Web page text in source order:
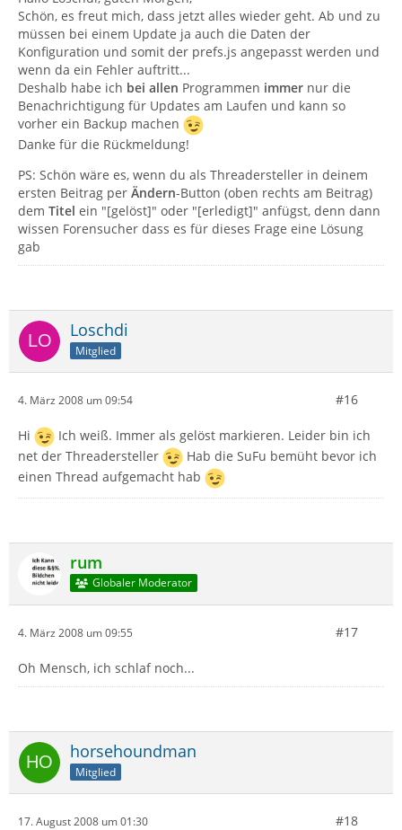
Schön, es freut mich, dass jetzt alles wieder geht. Ab und zu
müssen bei einem Update ja auch die Daten der
Konfiguration und somit der prefs.js angepasst werden und
wenn da ein Fehler auftritt...
Deshalb habe ich bei allen Programmen immer nur die
Benachrichtigung für Updates am Laufen und kann so
vorher ein Backup machen
Danke für die Rückmeldung!
PS: Schön wäre es, wenn du als Threadersteller in deinem
ersten Beitrag per Ändern-Button (oben rechts am Beitrag)
dem Titel ein "[gelöst]" oder "[erledigt]" anfügst, denn dann
wissen Forensucher dass es für dieses Frage eine Lösung
gab
Loschdi
Mitglied
4. März 2008 um 09:54 #16
Hi
Ich weiß. Immer als gelöst markieren. Leider bin ich
net der Threadersteller
Hab die SuFu bemüht bevor ich
einen Thread aufgemacht hab
rum
Globaler Moderator
4. März 2008 um 09:55 #17
Oh Mensch, ich schlaf noch...
horsehoundman
Mitglied
17. August 2008 um 01:30 #18